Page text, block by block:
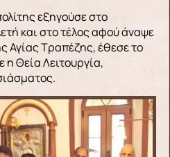
εξηγούσε στο
και στο τέλος αφού άναψε
Αγίας Τραπέζης, έθεσε το
η Θεία Λειτουργία,